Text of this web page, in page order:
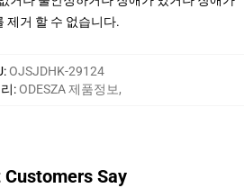
제거 할 수 없습니다.
:OJSJDHK-29124
:ODESZA 제품정보,
Customers Say